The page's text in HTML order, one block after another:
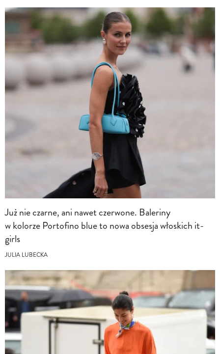
Już nie czarne, ani nawet czerwone. Baleriny
w kolorze Portofino blue to nowa obsesja włoskich it-
girls
JULIA LUBECKA